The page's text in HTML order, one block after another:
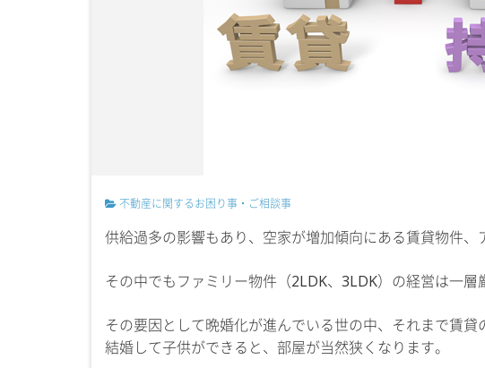
不動産に関するお困り事・ご相談事
供給過多の影響もあり、空家が増加傾向にある賃貸物件
その中でもファミリー物件（2LDK、3LDK）の経営は一層
その要因として晩婚化が進んでいる世の中、それまで賃貸
結婚して子供ができると、部屋が当然狭くなります。